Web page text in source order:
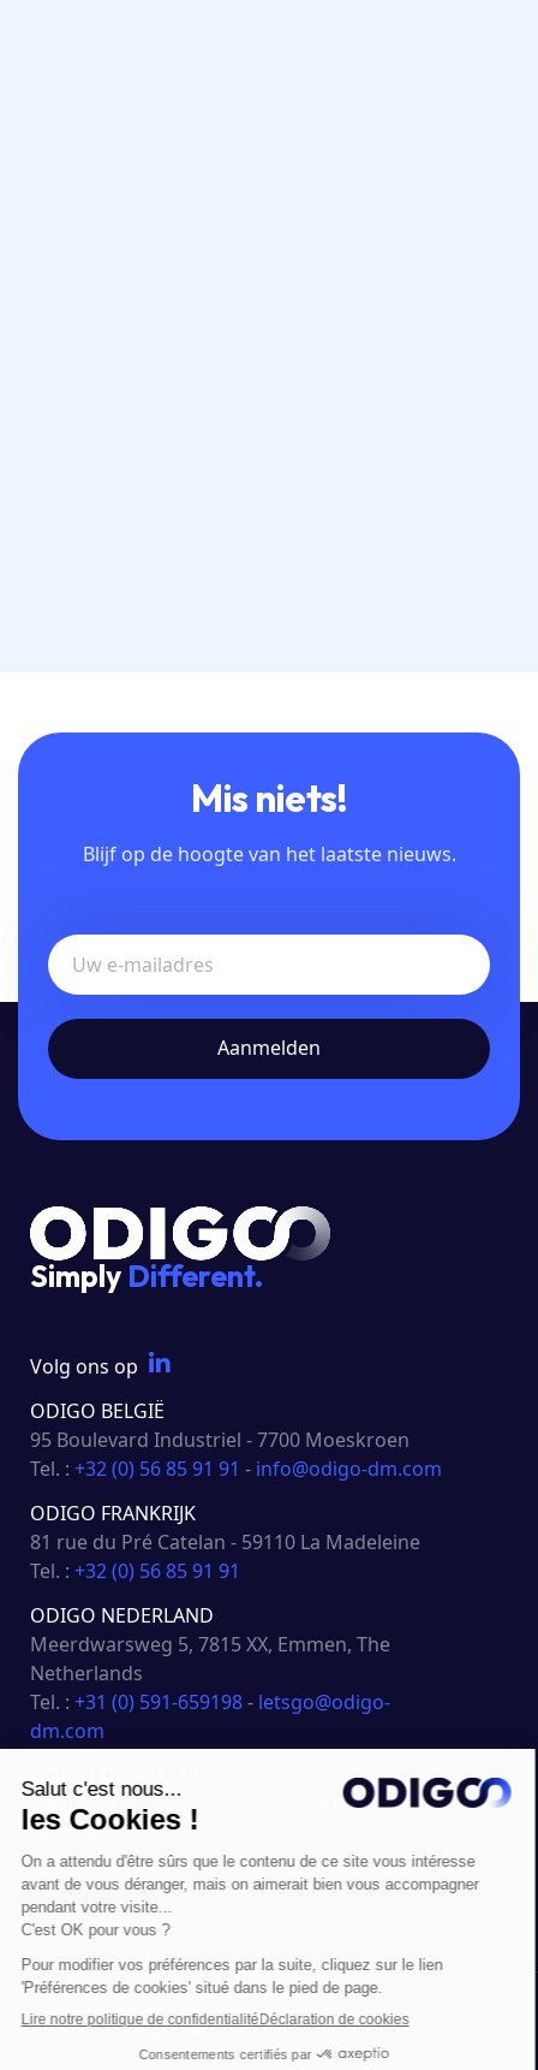
Mis niets!
Blijf op de hoogte van het laatste nieuws.
Simply Different.
Volg ons op
ODIGO BELGIË
95 Boulevard Industriel - 7700 Moeskroen
Tel. : +32 (0) 56 85 91 91 - info@odigo-dm.com
ODIGO FRANKRIJK
81 rue du Pré Catelan - 59110 La Madeleine
Tel. : +32 (0) 56 85 91 91
ODIGO NEDERLAND
Meerdwarsweg 5, 7815 XX, Emmen, The
Netherlands
Tel. : +31 (0) 591-659198- letsgo@odigo-
dm.com
ODIGO DUITSLAND
Württemberger Str. 3, 72768 Reutlingen,
Germany
Tel. :+49 (0) 7121-6952280-letsgo@odigo-
dm.com
© 2025 – Odigo. Alle rechten voorbehouden.